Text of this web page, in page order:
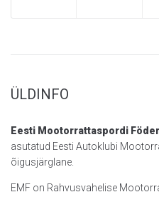
ÜLDINFO
Eesti Mootorrattaspordi
asutatud Eesti Autoklubi
õigusjärglane.
EMF on Rahvusvahelise